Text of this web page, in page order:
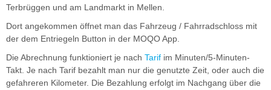
Terbrüggen und am Landmarkt in Mellen.
Dort angekommen öffnet man das Fahrzeug / Fahrradschloss mit
der dem Entriegeln Button in der MOQO App.
Die Abrechnung funktioniert je nach Tarif im Minuten/5-Minuten-
Takt. Je nach Tarif bezahlt man nur die genutzte Zeit, oder auch die
gefahreren Kilometer. Die Bezahlung erfolgt im Nachgang über die